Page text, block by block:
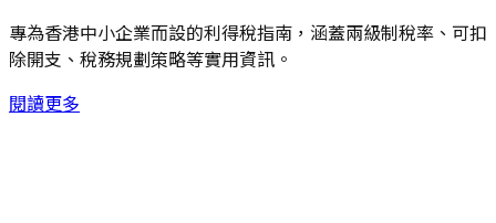
專為香港中小企業而設的利得稅指南，涵蓋兩級制稅率、可扣
除開支、稅務規劃策略等實用資訊。
閱讀更多